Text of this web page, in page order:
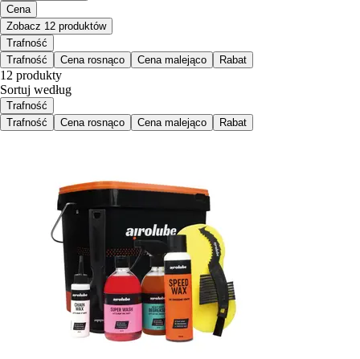
Cena
Zobacz 12 produktów
Trafność
Trafność
Cena rosnąco Cena malejąco Rabat
12 produkty
Sortuj według
Trafność
Trafność
Cena rosnąco Cena malejąco Rabat